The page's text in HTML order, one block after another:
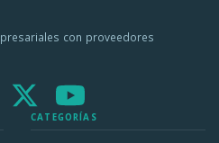
con proveedores
CATEGORÍAS